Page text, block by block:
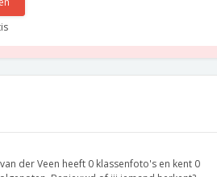
der Veen heeft 0 klassenfoto's en kent 0